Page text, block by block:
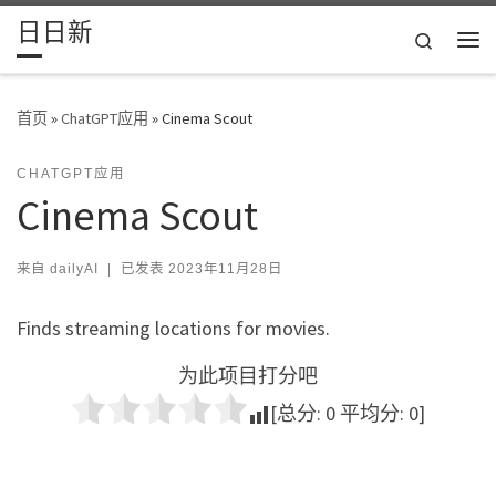
Skip to content
日日新
Search
首页»ChatGPT应用 »Cinema Scout
CHATGPT应用
Cinema Scout
来自 dailyAI | 已发表 2023年11月28日
Finds streaming locations for movies.
为此项目打分吧
[总分: 0 平均分: 0]